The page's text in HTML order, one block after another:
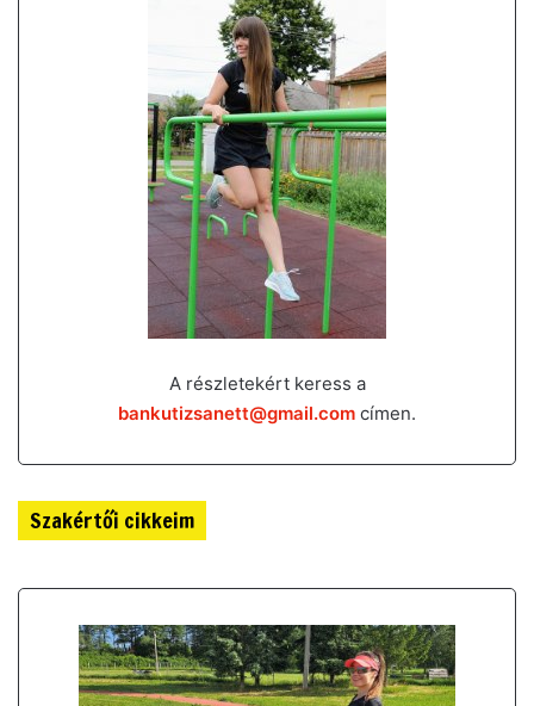
A részletekért keress a
bankutizsanett@gmail.com címen.
Szakértői cikkeim